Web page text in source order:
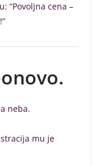
“Povoljna cena –
neba.
mu je